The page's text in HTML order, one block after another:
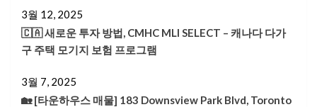
3월 12, 2025
🇨🇦 새로운 투자 방법, CMHC MLI SELECT – 캐나다 다가
구 주택 모기지 보험 프로그램
3월 7, 2025
🏡 [타운하우스 매물] 183 Downsview Park Blvd, Toronto